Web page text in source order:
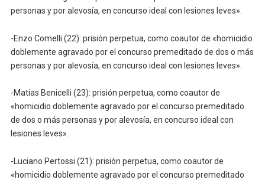
personas y por alevosía, en concurso ideal con lesiones leves».
-Enzo Comelli (22): prisión perpetua, como coautor de «homicidio
doblemente agravado por el concurso premeditado de dos o más
personas y por alevosía, en concurso ideal con lesiones leves».
-Matías Benicelli (23): prisión perpetua, como coautor de
«homicidio doblemente agravado por el concurso premeditado
de dos o más personas y por alevosía, en concurso ideal con
lesiones leves».
-Luciano Pertossi (21): prisión perpetua, como coautor de
«homicidio doblemente agravado por el concurso premeditado